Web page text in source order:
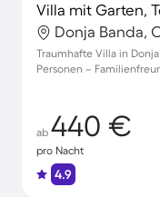
Villa mit Garten,
Donja Banda,
Traumhafte Villa in
Personen –
ab 440 €
pro Nacht
4.9